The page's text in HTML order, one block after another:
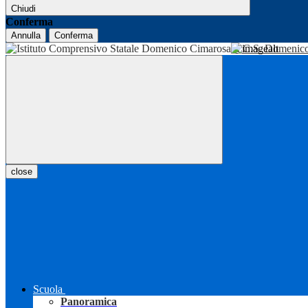
Chiudi
Conferma
Annulla Conferma
I.C.S.
close
Scuola
Panoramica